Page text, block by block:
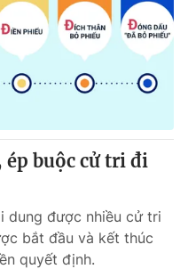
ép buộc cử tri đi
dung được nhiều cử tri
bắt đầu và kết thúc
quyết định.